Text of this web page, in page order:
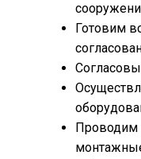
Готовим
Проводим